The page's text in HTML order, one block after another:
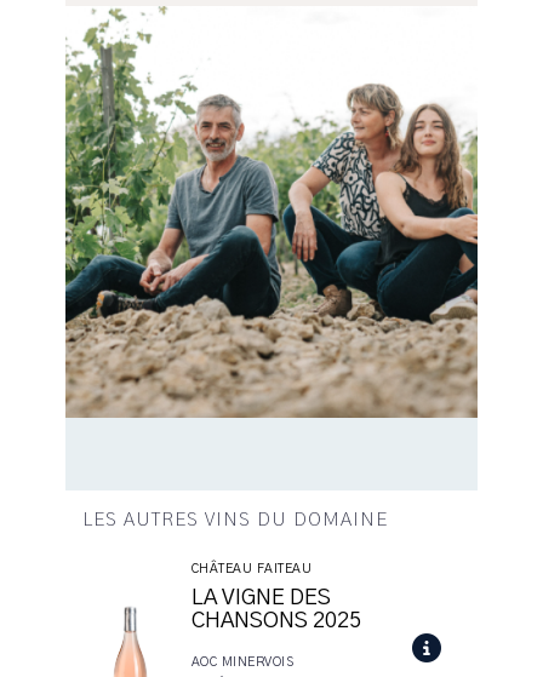
LES AUTRES VINS DU DOMAINE
CHÂTEAU FAITEAU
LA VIGNE DES
CHANSONS 2025
AOC MINERVOIS